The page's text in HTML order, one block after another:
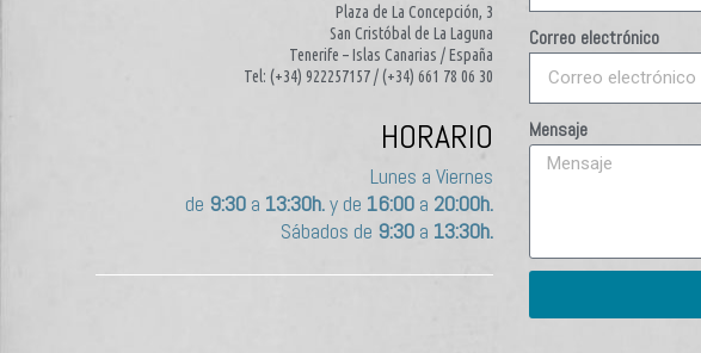
Plaza de La Concepción, 3
San Cristóbal de La Laguna
Tenerife – Islas Canarias / España
Tel: (+34) 922257157 / (+34) 661 78 06 30
HORARIO
Lunes a Viernes
de 9:30a 13:30h.y de 16:00a 20:00h.
Sábados de 9:30a 13:30h.
Correo electrónico
Mensaje